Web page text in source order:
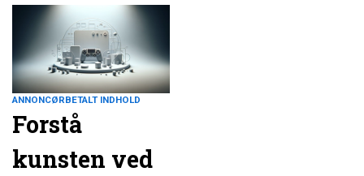
ANNONCØRBETALT INDHOLD
Forstå
kunsten ved